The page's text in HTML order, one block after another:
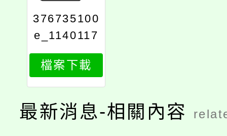
376735100
e_1140117
189_attach
1
檔案下載
最新消息-相關內容